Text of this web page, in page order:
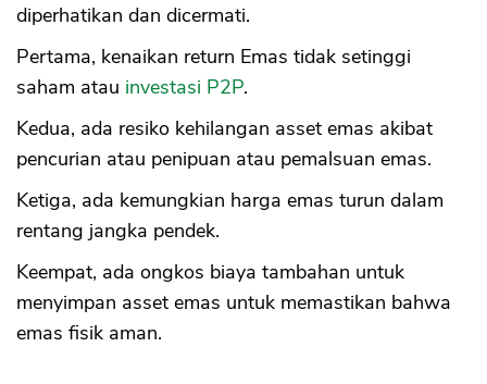
diperhatikan dan dicermati.
Pertama, kenaikan return Emas tidak setinggi
saham atau investasi P2P.
Kedua, ada resiko kehilangan asset emas akibat
pencurian atau penipuan atau pemalsuan emas.
Ketiga, ada kemungkian harga emas turun dalam
rentang jangka pendek.
Keempat, ada ongkos biaya tambahan untuk
menyimpan asset emas untuk memastikan bahwa
emas fisik aman.